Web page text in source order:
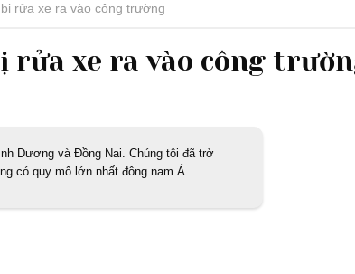
rửa xe ra vào công trường
rửa xe ra vào công
Dương và Đồng Nai. Chúng tôi đã trở
có quy mô lớn nhất đông nam Á.